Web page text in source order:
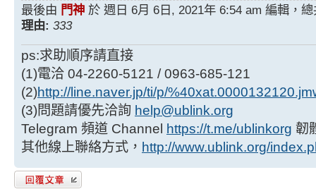
最後由 門神 於 週日 6月 6日, 2021年 6:54 am 編輯，
理由: 333
ps:求助順序請直接
(1)電洽 04-2260-5121 / 0963-685-121
(2)http://line.naver.jp/ti/p/
(3)問題請優先洽詢 help@ublink.org
Telegram 頻道 Channel
https://t.me/ublinkorg 韌
其他線上聯絡方式， http://www.ublink.org/
發表回覆